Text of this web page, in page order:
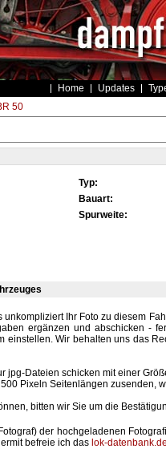
Home Updates
50
Typ:
Bauart:
Spurweite:
unkompliziert Ihr Foto zu diesem
ergänzen und abschicken -
einstellen. Wir behalten uns das
jpg-Dateien schicken mit einer
Pixeln Seitenlängen zusenden,
bitten wir Sie um die
der hochgeladenen
befreie ich das lok-datenbank.de